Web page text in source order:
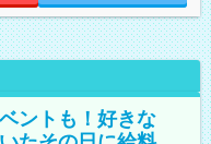
ントも！好きな